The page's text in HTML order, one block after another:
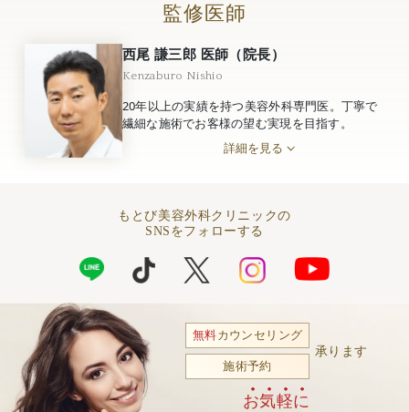
監修医師
西尾 謙三郎 医師（院長）
Kenzaburo Nishio
20年以上の実績を持つ美容外科専門医。丁寧で
繊細な施術でお客様の望む実現を目指す。
詳細を見る
もとび美容外科クリニックの
SNSをフォローする
無料カウンセリング
施術予約
承ります
お気軽に